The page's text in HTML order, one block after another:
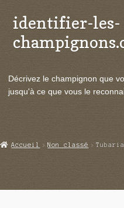
Aller
à
la
Aller
au
contenu
identifier-les-
Actualités
Echanges et contacts
Décrivez le champignon que
jusqu'à ce que vous le
Accueil Non classé